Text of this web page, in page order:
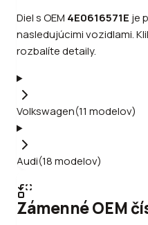
Diel s OEM 4E0616571E je
nasledujúcimi vozidlami.
rozbalíte detaily.
Volkswagen(11 modelov)
Audi(18modelov)
Zámenné OEM